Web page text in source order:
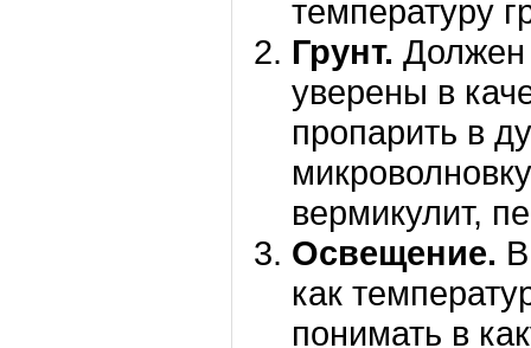
температуру
Грунт.
уверены в
пропарить в
вермикулит,
Освещение.
как
понимать в